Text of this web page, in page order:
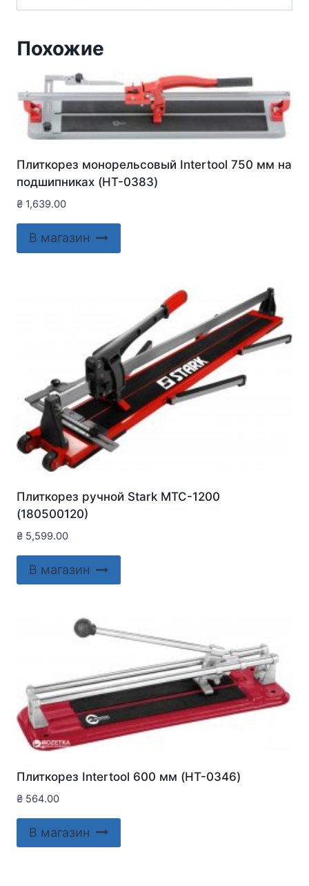
Похожие
Плиткорез монорельсовый Intertool 750 мм на
подшипниках (HT-0383)
₴ 1,639.00
В магазин
Плиткорез ручной Stark MTC-1200
(180500120)
₴ 5,599.00
В магазин
Плиткорез Intertool 600 мм (HT-0346)
₴ 564.00
В магазин